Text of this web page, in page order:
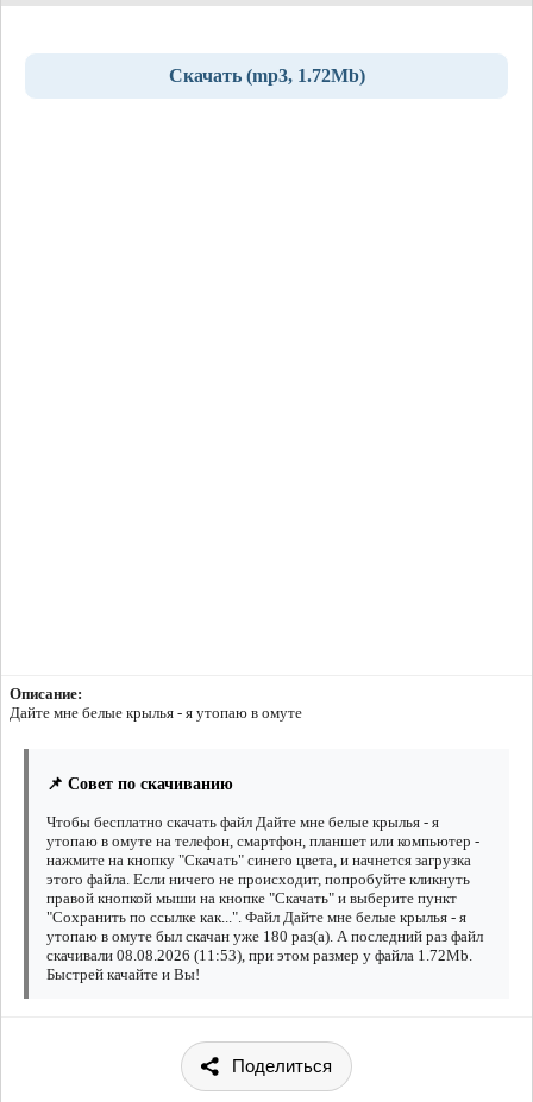
Скачать (mp3, 1.72Mb)
Описание:
Дайте мне белые крылья - я утопаю в омуте
📌 Совет по скачиванию
Чтобы бесплатно скачать файл Дайте мне белые крылья - я
утопаю в омуте на телефон, смартфон, планшет или компьютер -
нажмите на кнопку "Скачать" синего цвета, и начнется загрузка
этого файла. Если ничего не происходит, попробуйте кликнуть
правой кнопкой мыши на кнопке "Скачать" и выберите пункт
"Сохранить по ссылке как...". Файл Дайте мне белые крылья - я
утопаю в омуте был скачан уже 180 раз(а). А последний раз файл
скачивали 08.08.2026 (11:53), при этом размер у файла 1.72Mb.
Быстрей качайте и Вы!
Поделиться